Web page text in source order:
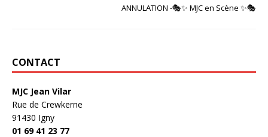
ANNULATION -🎭✨ MJC en Scène ✨🎭
CONTACT
MJC Jean Vilar
Rue de Crewkerne
91430 Igny
01 69 41 23 77